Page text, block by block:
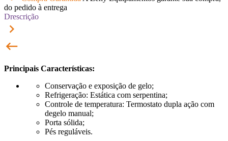
do pedido à entrega
Drescrição
keyboard_arrow_right
keyboard_backspace
Principais Características:
Conservação e exposição de gelo;
Refrigeração: Estática com serpentina;
Controle de temperatura: Termostato dupla ação com
degelo manual;
Porta sólida;
Pés reguláveis.